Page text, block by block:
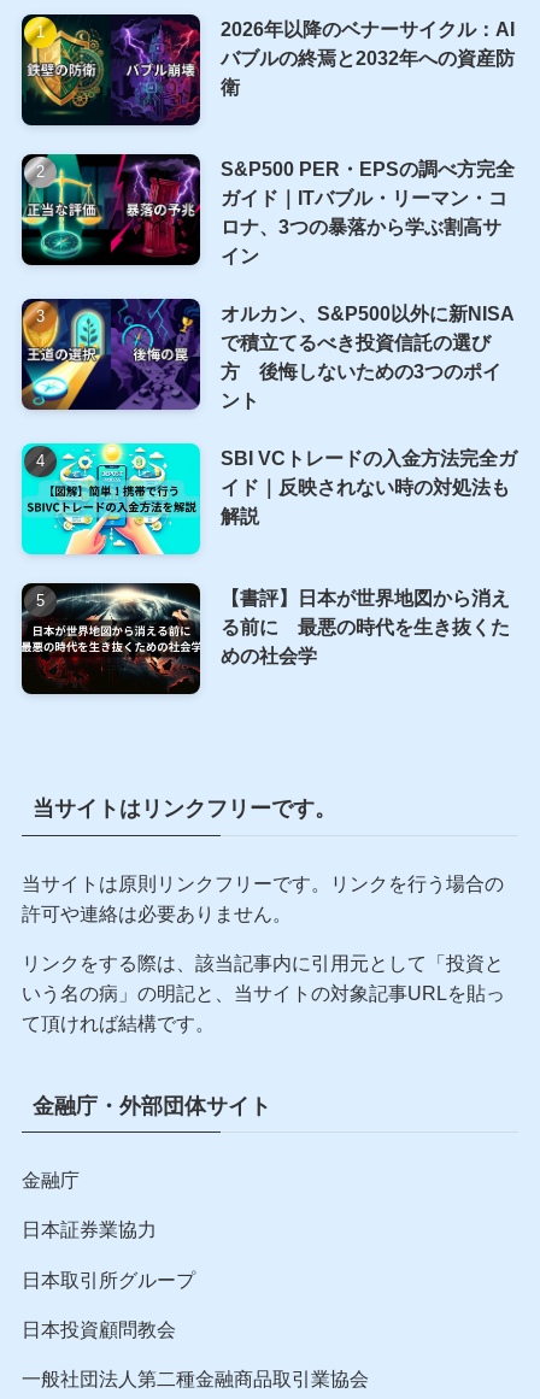
2026年以降のベナーサイクル：AI
バブルの終焉と2032年への資産防
衛
S&P500 PER・EPSの調べ方完全
ガイド｜ITバブル・リーマン・コ
ロナ、3つの暴落から学ぶ割高サ
イン
オルカン、S&P500以外に新NISA
で積立てるべき投資信託の選び
方 後悔しないための3つのポイ
ント
SBI VCトレードの入金方法完全ガ
イド｜反映されない時の対処法も
解説
【書評】日本が世界地図から消え
る前に 最悪の時代を生き抜くた
めの社会学
当サイトはリンクフリーです。
当サイトは原則リンクフリーです。リンクを行う場合の
許可や連絡は必要ありません。
リンクをする際は、該当記事内に引用元として「投資と
いう名の病」の明記と、当サイトの対象記事URLを貼っ
て頂ければ結構です。
金融庁・外部団体サイト
金融庁
日本証券業協力
日本取引所グループ
日本投資顧問教会
一般社団法人第二種金融商品取引業協会